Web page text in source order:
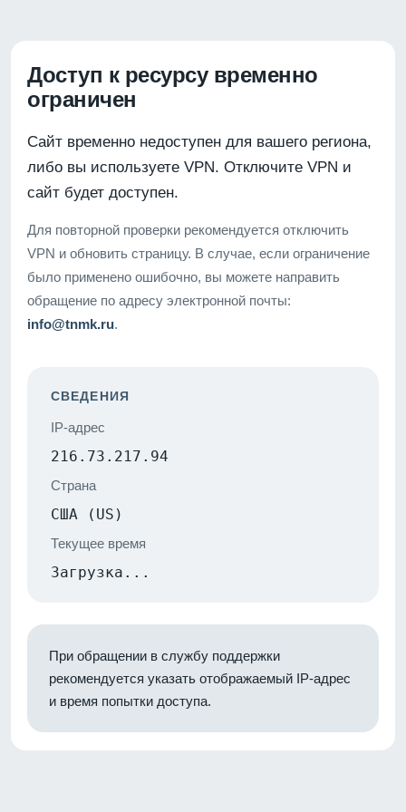
Доступ к ресурсу временно
ограничен
Сайт временно недоступен для вашего региона,
либо вы используете VPN. Отключите VPN и
сайт будет доступен.
Для повторной проверки рекомендуется отключить
VPN и обновить страницу. В случае, если ограничение
было применено ошибочно, вы можете направить
обращение по адресу электронной почты:
info@tnmk.ru.
СВЕДЕНИЯ
IP-адрес
216.73.217.94
Страна
США (US)
Текущее время
Загрузка...
При обращении в службу поддержки
рекомендуется указать отображаемый IP-адрес
и время попытки доступа.